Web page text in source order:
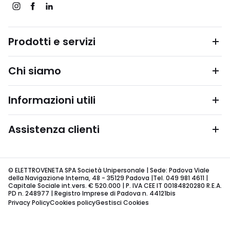
Prodotti e servizi
Chi siamo
Informazioni utili
Assistenza clienti
© ELETTROVENETA SPA Società Unipersonale | Sede: Padova Viale
della Navigazione Interna, 48 - 35129 Padova |Tel. 049 981 4611 |
Capitale Sociale int.vers. € 520.000 | P. IVA CEE IT 00184820280 R.E.A.
PD n. 248977 | Registro Imprese di Padova n. 44121bis
Privacy PolicyCookies policyGestisci Cookies